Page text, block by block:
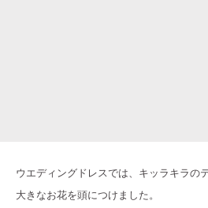
ウエディングドレスでは、キッラキラの
大きなお花を頭につけました。